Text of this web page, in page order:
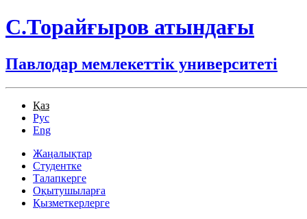
С.Торайғыров атындағы
Павлодар мемлекеттік университеті
Қаз
Рус
Eng
Жаңалықтар
Студентке
Талапкерге
Оқытушыларға
Қызметкерлерге